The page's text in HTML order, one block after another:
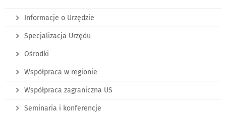
Informacje o Urzędzie
Specjalizacja Urzędu
Ośrodki
Współpraca w regionie
Współpraca zagraniczna US
Seminaria i konferencje